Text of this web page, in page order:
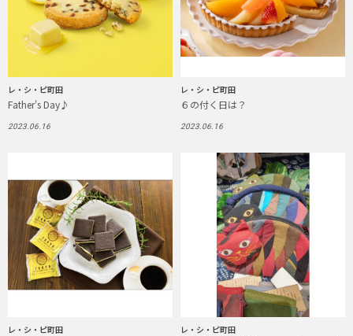
レ・シ・ピ町田
Father's Day♪
2023.06.16
レ・シ・ピ町田
６の付く日は？
2023.06.16
レ・シ・ピ町田 レ・シ・ピ町田